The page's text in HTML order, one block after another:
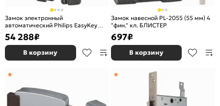
Замок электронный
автоматический Philips EasyKey
Alpha Чёрный
54 288₽
В корзину
Замок навесной PL-2055 (55 мм) 4
"фин." кл. БЛИСТЕР
697₽
В корзину